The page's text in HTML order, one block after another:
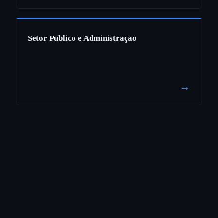
Setor Público e Administração
→